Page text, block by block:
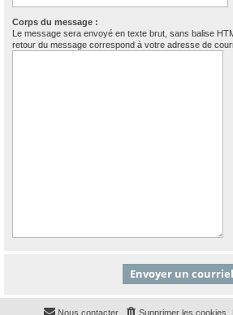
Corps du message :
Le message sera envoyé en texte brut, sans balise
retour du message correspond à votre adresse de
Supprimer les cookies
Nous contacter